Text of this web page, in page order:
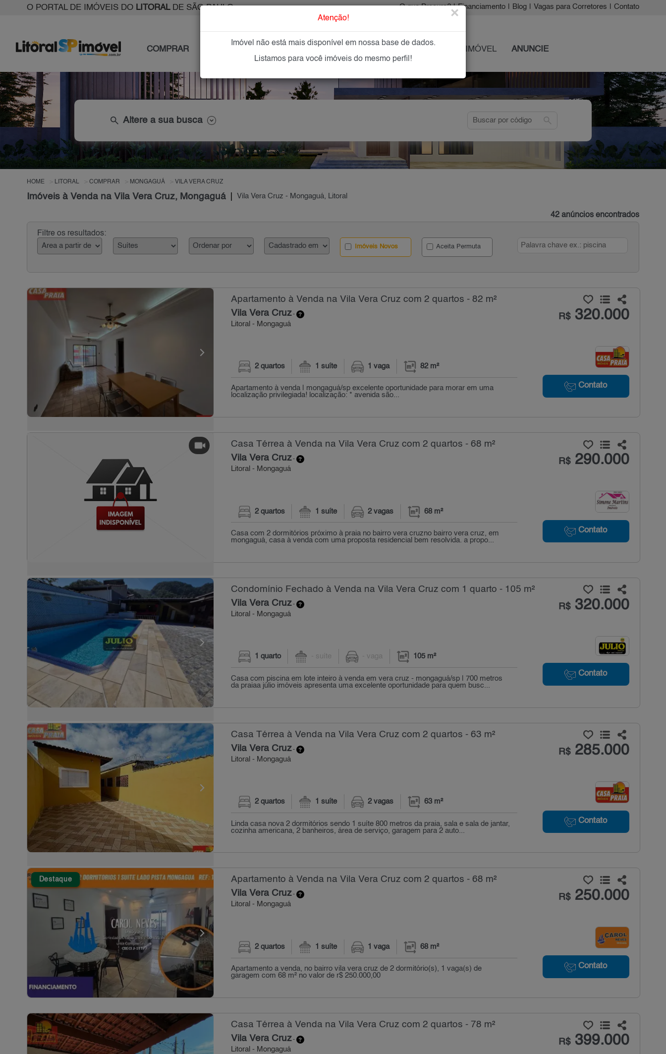
O PORTAL DE IMÓVEIS DO LITORALDE SÃO PAULO O que Procura? | Financiamento Blog Vagas para Corretores Contato
COMPRAR IMÓVEIS NOVOS OFEREÇA SEU IMÓVEL ANUNCIE
search Altere a sua busca search
HOME LITORAL COMPRAR MONGAGUÁ VILA VERA CRUZ
Imóveis à Venda na Vila Vera Cruz, Mongaguá Vila Vera Cruz - Mongaguá, Litoral
42 anúncios encontrados
Filtre os resultados:
Imóveis Novos Aceita Permuta
Apartamento à Venda na Vila Vera Cruz com 2 quartos - 82 m²
Vila Vera Cruz-
Litoral - Mongaguá
R$320.000
Contato
2 quartos 1 suíte 1 vaga 82 m²
Apartamento à venda | mongaguá/sp excelente oportunidade para morar em uma
localização privilegiada! localização: * avenida são...
Casa Térrea à Venda na Vila Vera Cruz com 2 quartos - 68 m²
Vila Vera Cruz-
Litoral - Mongaguá
R$290.000
Contato
2 quartos 1 suíte 2 vagas 68 m²
Casa com 2 dormitórios próximo à praia no bairro vera cruzno bairro vera cruz, em
mongaguá, casa à venda com uma proposta residencial bem resolvida. a propo...
Condomínio Fechado à Venda na Vila Vera Cruz com 1 quarto - 105 m²
Vila Vera Cruz-
Litoral - Mongaguá
R$320.000
Contato
1 quarto - suíte - vaga 105 m²
Casa com piscina em lote inteiro à venda em vera cruz - mongaguá/sp | 700 metros
da praiaa júlio imóveis apresenta uma excelente oportunidade para quem busc...
Casa Térrea à Venda na Vila Vera Cruz com 2 quartos - 63 m²
Vila Vera Cruz-
Litoral - Mongaguá
R$285.000
Contato
2 quartos 1 suíte 2 vagas 63 m²
Linda casa nova 2 dormitórios sendo 1 suíte 800 metros da praia, sala e sala de jantar,
cozinha americana, 2 banheiros, área de serviço, garagem para 2 auto...
Destaque Apartamento à Venda na Vila Vera Cruz com 2 quartos - 68 m²
Vila Vera Cruz-
Litoral - Mongaguá
R$250.000
Contato
2 quartos 1 suíte 1 vaga 68 m²
Apartamento a venda, no bairro vila vera cruz de 2 dormitório(s), 1 vaga(s) de
garagem com 68 m² no valor de r$ 250.000,00
Casa Térrea à Venda na Vila Vera Cruz com 2 quartos - 78 m²
Vila Vera Cruz-
Litoral - Mongaguá
R$399.000
Atenção! ×
Imóvel não está mais disponível em nossa base de dados.
Listamos para você imóveis do mesmo perfil!